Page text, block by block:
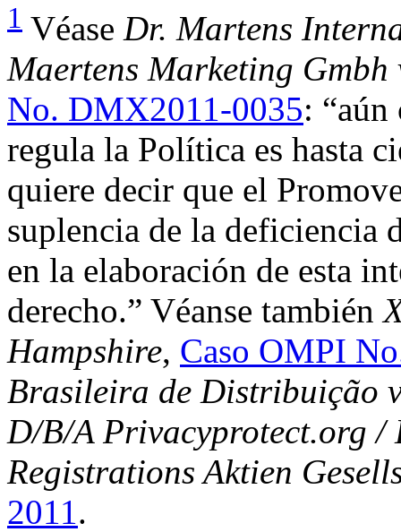
1 Véase Dr. Martens
Maertens Marketing
No. DMX2011-0035:
regula la Política es hasta
quiere decir que el
suplencia de la deficiencia
en la elaboración de esta
derecho.” Véanse también
Hampshire, Caso OMPI
Brasileira de Distribuição
D/B/A Privacyprotect.org /
Registrations Aktien
2011.